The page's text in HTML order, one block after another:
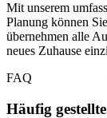
Mit unserem
Planung können
übernehmen alle
neues Zuhause
FAQ
Häufig